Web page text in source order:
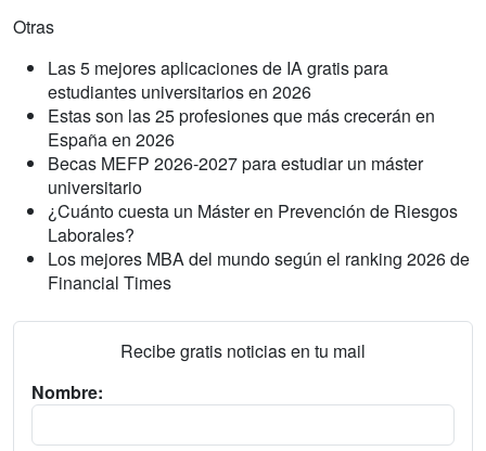
Otras
Las 5 mejores aplicaciones de IA gratis para
estudiantes universitarios en 2026
Estas son las 25 profesiones que más crecerán en
España en 2026
Becas MEFP 2026-2027 para estudiar un máster
universitario
¿Cuánto cuesta un Máster en Prevención de Riesgos
Laborales?
Los mejores MBA del mundo según el ranking 2026 de
Financial Times
Recibe gratis noticias en tu mail
Nombre: